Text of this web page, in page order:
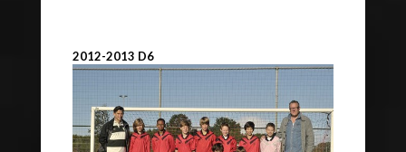
2012-2013 D6